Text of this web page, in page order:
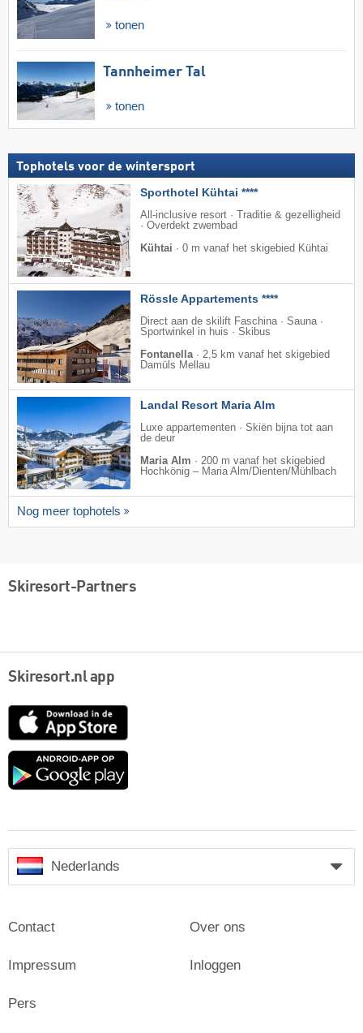
tonen
Tannheimer Tal
tonen
Tophotels voor de wintersport
Sporthotel Kühtai ****
All-inclusive resort · Traditie & gezelligheid
· Overdekt zwembad
Kühtai · 0 m vanaf het skigebied Kühtai
Rössle Appartements ****
Direct aan de skilift Faschina · Sauna ·
Sportwinkel in huis · Skibus
Fontanella · 2,5 km vanaf het skigebied
Damüls Mellau
Landal Resort Maria Alm
Luxe appartementen · Skiën bijna tot aan
de deur
Maria Alm · 200 m vanaf het skigebied
Hochkönig – Maria Alm/​Dienten/​Mühlbach
Nog meer tophotels
Skiresort-Partners
Skiresort.nl app
App
Google
Nederlands
Contact
Impressum
Pers
Over ons
Inloggen